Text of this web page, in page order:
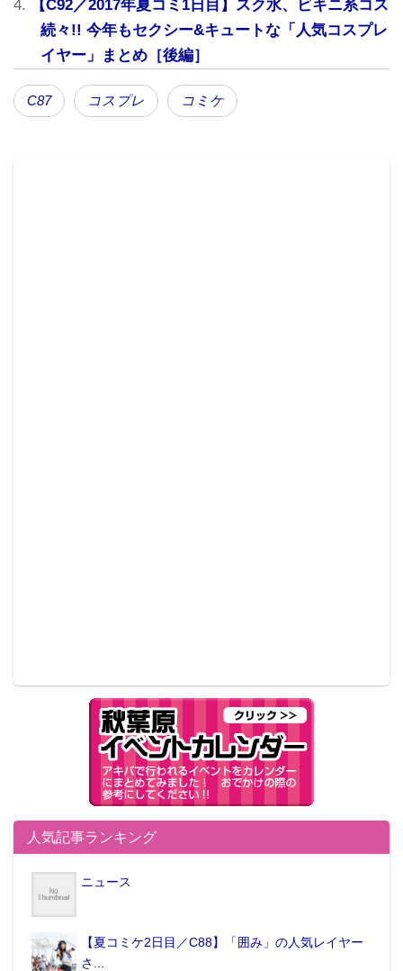
【C92／2017年夏コミ1日目】スク水、ビキニ系コス
続々!! 今年もセクシー&キュートな「人気コスプレ
イヤー」まとめ［後編］
C87 コスプレ コミケ
人気記事ランキング
ニュース
【夏コミケ2日目／C88】「囲み」の人気レイヤー
さ...